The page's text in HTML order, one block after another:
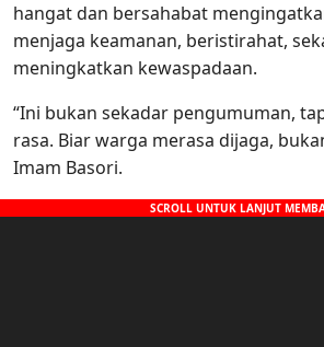
hangat dan bersahabat
menjaga keamanan, beristirahat,
meningkatkan kewaspadaan.
“Ini bukan sekadar pengumuman,
rasa. Biar warga merasa dijaga,
Imam Basori.